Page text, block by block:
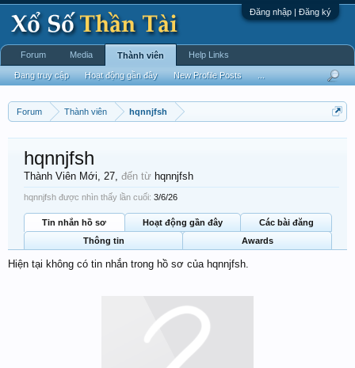
Đăng nhập | Đăng ký
Forum Thành viên hqnnjfsh
hqnnjfsh
Thành Viên Mới, 27, đến từ hqnnjfsh
hqnnjfsh được nhìn thấy lần cuối: 3/6/26
Tin nhắn hồ sơ Hoạt động gần đây
Các bài đăng
Thông tin
Awards
Hiện tại không có tin nhắn trong hồ sơ của hqnnjfsh.
Forum Media Thành viên
Đang truy cập Hoạt động gần đây New Profile Posts
Help Links